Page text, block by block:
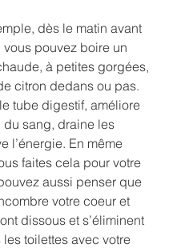
dès le matin avant
vous pouvez boire un
à petites gorgées,
citron dedans ou pas.
tube digestif, améliore
sang, draine les
l’énergie. En même
faites cela pour votre
aussi penser que
votre coeur et
dissous et s’éliminent
toilettes avec votre